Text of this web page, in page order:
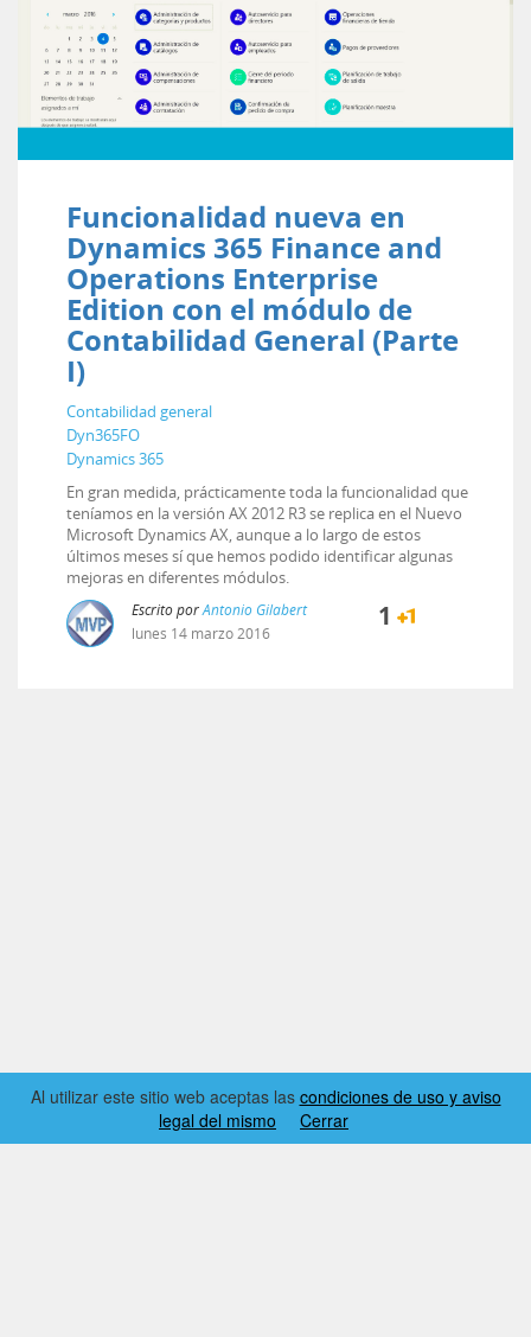
Funcionalidad nueva en
Dynamics 365 Finance and
Operations Enterprise
Edition con el módulo de
Contabilidad General (Parte
I)
Contabilidad general
Dyn365FO
Dynamics 365
En gran medida, prácticamente toda la funcionalidad que
teníamos en la versión AX 2012 R3 se replica en el Nuevo
Microsoft Dynamics AX, aunque a lo largo de estos
últimos meses sí que hemos podido identificar algunas
mejoras en diferentes módulos.
Escrito porAntonio Gilabert
lunes 14 marzo2016
1
Al utilizar este sitio web aceptas las condiciones de uso y aviso
legal del mismo
Cerrar